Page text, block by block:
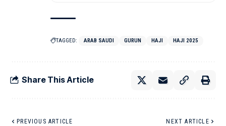
TAGGED: ARAB SAUDI GURUN HAJI HAJI 2025
Share This Article
PREVIOUS ARTICLE NEXT ARTICLE